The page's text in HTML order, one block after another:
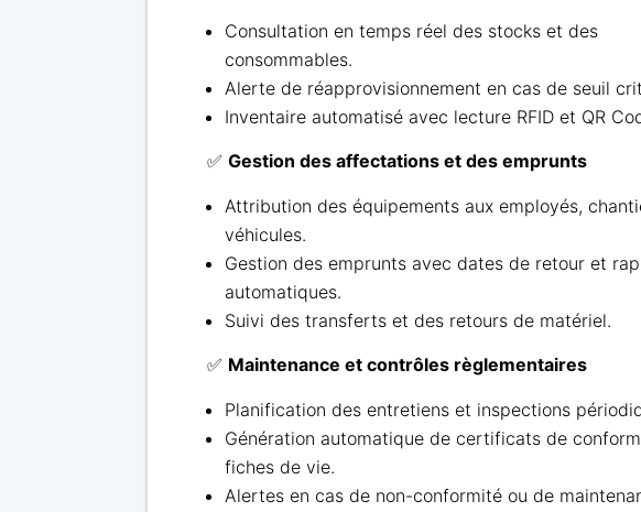
Consultation en temps réel des stocks et des
consommables.
Alerte de réapprovisionnement en cas de seuil
Inventaire automatisé avec lecture RFID et QR
✅Gestion des affectations et des emprunts
Attribution des équipements aux employés,
véhicules.
Gestion des emprunts avec dates de retour et
automatiques.
Suivi des transferts et des retours de matériel.
✅ Maintenance et contrôles règlementaires
Planification des entretiens et inspections
Génération automatique de certificats de
fiches de vie.
Alertes en cas de non-conformité ou de